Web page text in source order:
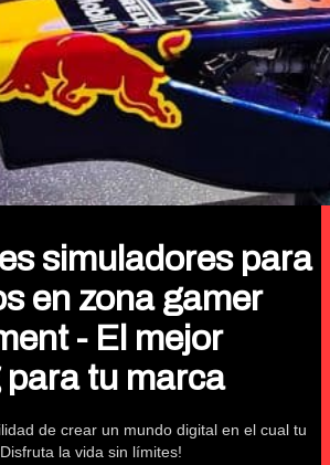
simuladores para
en zona gamer
- El mejor
tu marca
de crear un mundo digital en el cual tu
la vida sin límites!